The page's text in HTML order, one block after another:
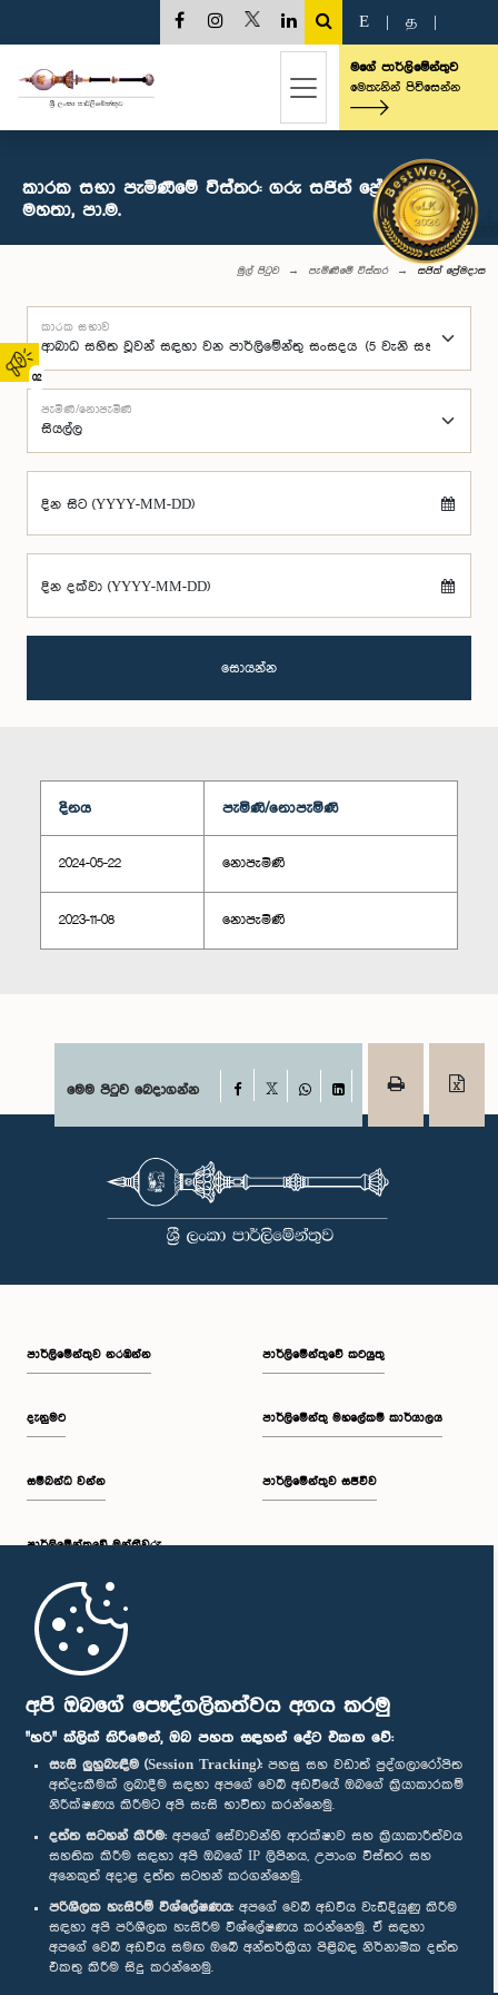
අපි ඔබගේ පෞද්ගලිකත්වය අගය කරමු
"හරි" ක්ලික් කිරීමෙන්, ඔබ පහත සඳහන් දේට එකඟ වේ:
සැසි ලුහුබැඳීම (Session Tracking): පහසු සහ වඩාත් පුද්ගලාරෝපිත
අත්දැකීමක් ලබාදීම සඳහා අපගේ වෙබ් අඩවියේ ඔබගේ ක්‍රියාකාරකම්
නිරීක්ෂණය කිරීමට අපි සැසි භාවිතා කරන්නෙමු.
දත්ත සටහන් කිරීම: අපගේ සේවාවන්හි ආරක්ෂාව සහ ක්‍රියාකාරීත්වය
සහතික කිරීම සඳහා අපි ඔබගේ IP ලිපිනය, උපාංග විස්තර සහ
අනෙකුත් අදාළ දත්ත සටහන් කරගන්නෙමු.
පරිශීලක හැසිරීම් විශ්ලේෂණය: අපගේ වෙබ් අඩවිය වැඩිදියුණු කිරීම
සඳහා අපි පරිශීලක හැසිරීම විශ්ලේෂණය කරන්නෙමු. ඒ සඳහා
අපගේ වෙබ් අඩවිය සමඟ ඔබේ අන්තර්ක්‍රියා පිළිබඳ නිර්නාමික දත්ත
එකතු කිරීම සිදු කරන්නෙමු.
02
E த
මගේ පාර්ලිමේන්තුව
මෙතැනින් පිවිසෙන්න
කාරක සභා පැමිණීමේ විස්තර: ගරු සජිත් ප්‍රේමදාස
මහතා, පා.ම.
මුල් පිටුව පැමිණීමේ විස්තර සජිත් ප්‍රේමදාස
කාරක සභාව
පැමිණි/නොපැමිණි
දින සිට (YYYY-MM-DD)
දින දක්වා (YYYY-MM-DD)
සොයන්න
දිනය පැමිණි/නොපැමිණි
2024-05-22 නොපැමිණි
2023-11-08 නොපැමිණි
මෙම පිටුව බෙදාගන්න Facebook
WhatsAppLinkedIn
පාර්ලි‌මේන්තුව නරඹන්න
දැනුමට
සම්බන්ධ වන්න
පාර්ලි‌මේන්තුවේ මන්ත්‍රීවරු
මුල් පිටුව
පාර්ලිමේන්තුවේ කටයුතු
පාර්ලිමේන්තු මහලේකම් කාර්යාලය
පාර්ලිමේන්තුව සජීවීව
පාර්ලිමේන්තු ජංගම යෙදුම
අප හා සම්බන්ධ වී සිටින්න :
සම්මාන
පෞද්ගලිකත්ව ප්‍රතිපත්තිය